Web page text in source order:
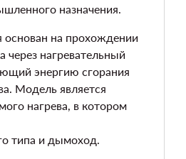
назначения.
основан на прохождении
через нагревательный
энергию сгорания
Модель является
нагрева, в котором
типа и дымоход.